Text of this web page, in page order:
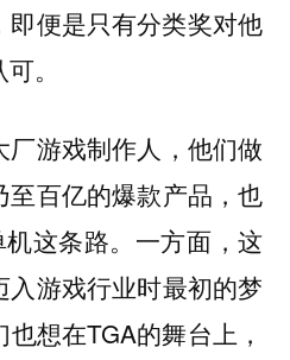
即便是只有分类奖对他
。
游戏制作人，他们做
至百亿的爆款产品，也
机这条路。一方面，这
游戏行业时最初的梦
想在TGA的舞台上，